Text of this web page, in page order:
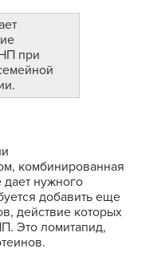
при
комбинированная
дает нужного
добавить еще
действие которых
Это ломитапид,